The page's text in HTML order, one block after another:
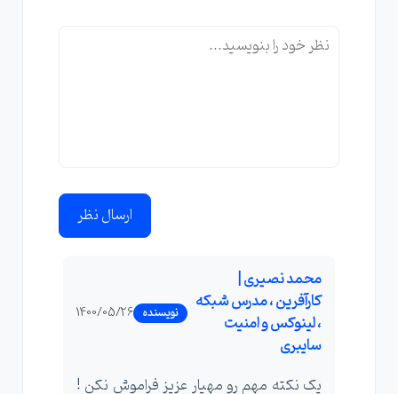
ارسال نظر
محمد نصیری |
کارآفرین ، مدرس شبکه
، لینوکس و امنیت
سایبری
نویسنده 1400/05/26
یک نکته مهم رو مهیار عزیز فراموش نکن !